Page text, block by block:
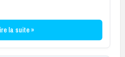
la suite »